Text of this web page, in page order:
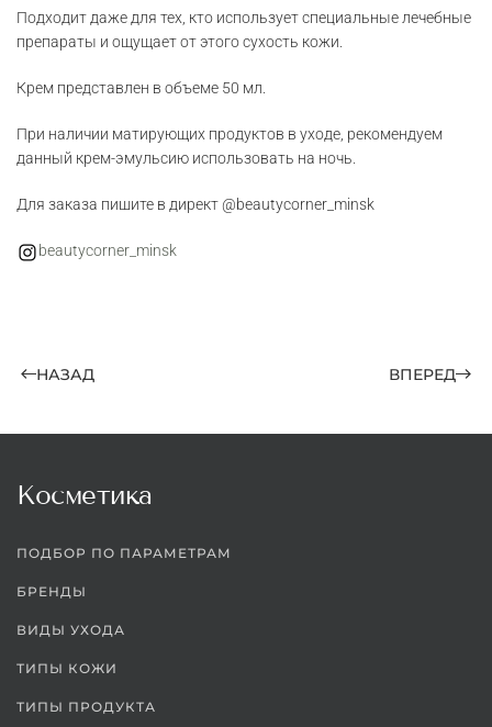
Подходит даже для тех, кто использует специальные лечебные
препараты и ощущает от этого сухость кожи.
Крем представлен в объеме 50 мл.
При наличии матирующих продуктов в уходе, рекомендуем
данный крем-эмульсию использовать на ночь.
Для заказа пишите в директ @beautycorner_minsk
beautycorner_minsk
НАЗАД ВПЕРЕД
Косметика
ПОДБОР ПО ПАРАМЕТРАМ
БРЕНДЫ
ВИДЫ УХОДА
ТИПЫ КОЖИ
ТИПЫ ПРОДУКТА